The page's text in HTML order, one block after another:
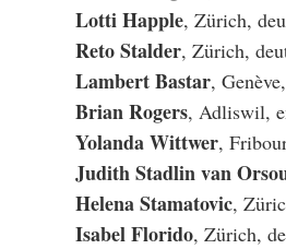
Lotti Happle, Zürich,
Reto Stalder, Zürich,
Lambert Bastar,
Brian Rogers, Adliswil,
Yolanda Wittwer,
Judith Stadlin van
Helena Stamatovic,
Isabel Florido, Zürich,